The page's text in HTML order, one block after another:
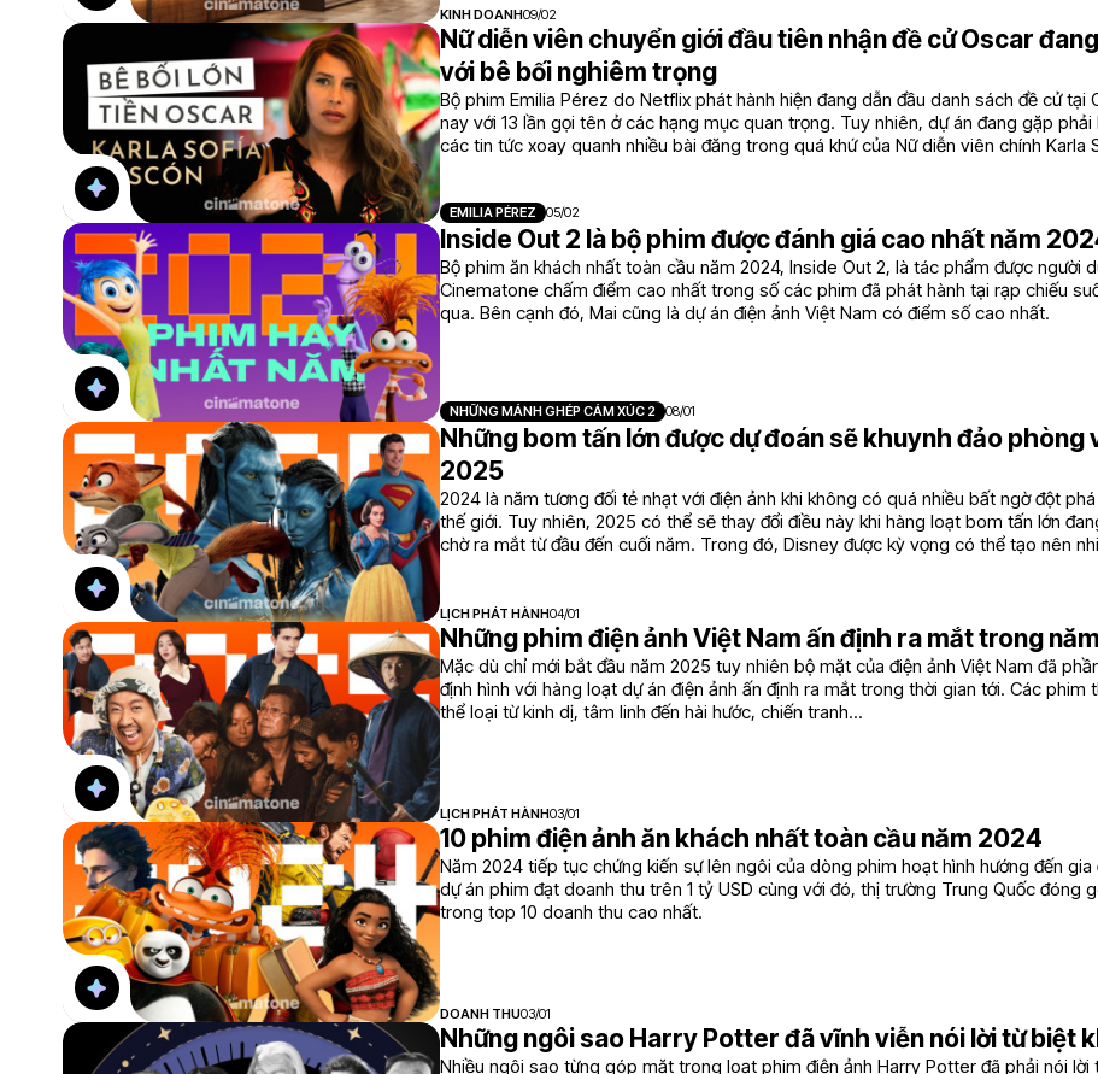
KINH DOANH09/02
Nữ diễn viên chuyển giới đầu tiên nhận đề cử Oscar
với bê bối nghiêm trọng
Bộ phim Emilia Pérez do Netflix phát hành hiện đang dẫn đầu danh sách đề cử tại
nay với 13 lần gọi tên ở các hạng mục quan trọng. Tuy nhiên, dự án đang gặp phải
các tin tức xoay quanh nhiều bài đăng trong quá khứ của Nữ diễn viên chính Karla
EMILIA PÉREZ 05/02
Inside Out 2 là bộ phim được đánh giá cao nhất năm
Bộ phim ăn khách nhất toàn cầu năm 2024, Inside Out 2, là tác phẩm được người
Cinematone chấm điểm cao nhất trong số các phim đã phát hành tại rạp chiếu
qua. Bên cạnh đó, Mai cũng là dự án điện ảnh Việt Nam có điểm số cao nhất.
NHỮNG MẢNH GHÉP CẢM XÚC 2 08/01
Những bom tấn lớn được dự đoán sẽ khuynh đảo phòng
2025
2024 là năm tương đối tẻ nhạt với điện ảnh khi không có quá nhiều bất ngờ đột
thế giới. Tuy nhiên, 2025 có thể sẽ thay đổi điều này khi hàng loạt bom tấn lớn
chờ ra mắt từ đầu đến cuối năm. Trong đó, Disney được kỳ vọng có thể tạo nên
LỊCH PHÁT HÀNH04/01
Những phim điện ảnh Việt Nam ấn định ra mắt trong
Mặc dù chỉ mới bắt đầu năm 2025 tuy nhiên bộ mặt của điện ảnh Việt Nam đã
định hình với hàng loạt dự án điện ảnh ấn định ra mắt trong thời gian tới. Các phim
thể loại từ kinh dị, tâm linh đến hài hước, chiến tranh...
LỊCH PHÁT HÀNH03/01
10 phim điện ảnh ăn khách nhất toàn cầu năm 2024
Năm 2024 tiếp tục chứng kiến sự lên ngôi của dòng phim hoạt hình hướng đến gia
dự án phim đạt doanh thu trên 1 tỷ USD cùng với đó, thị trường Trung Quốc đóng
trong top 10 doanh thu cao nhất.
DOANH THU03/01
Những ngôi sao Harry Potter đã vĩnh viễn nói lời từ biệt
Nhiều ngôi sao từng góp mặt trong loạt phim điện ảnh Harry Potter đã phải nói lời